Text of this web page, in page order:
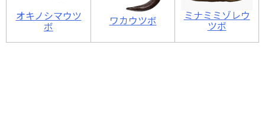
オキノシマウツ
ボ
ワカウツボ
ミナミミゾレウ
ツボ